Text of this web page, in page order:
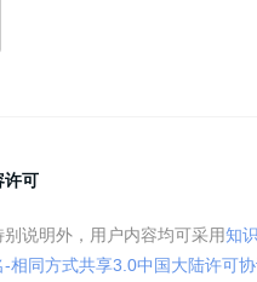
许可
别说明外，用户内容均可采用知
-相同方式共享3.0中国大陆许可